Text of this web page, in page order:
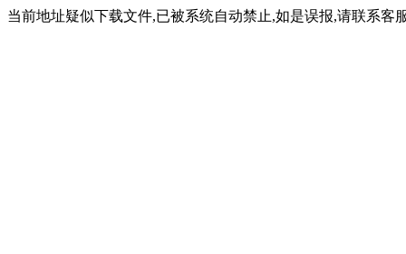
当前地址疑似下载文件,已被系统自动禁止,如是误报,请联系客